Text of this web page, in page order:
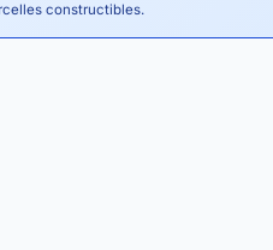
constructibles.